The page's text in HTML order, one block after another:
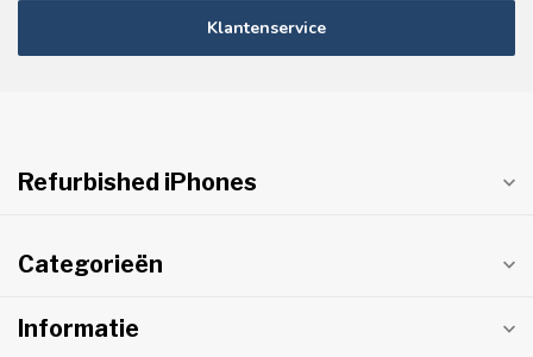
Klantenservice
Refurbished iPhones
Categorieën
Informatie